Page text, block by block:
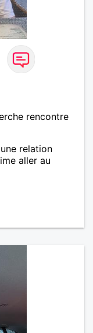
rencontre
relation
aller au